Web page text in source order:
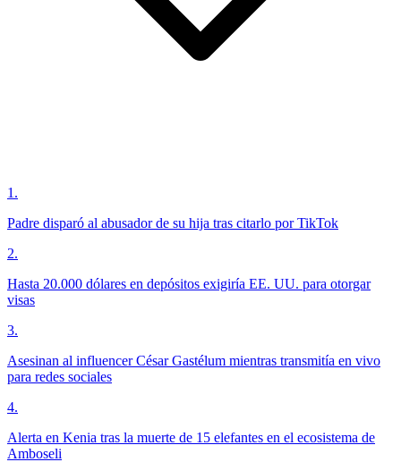
1 .
Padre disparó al abusador de su hija tras citarlo por TikTok
2.
Hasta 20.000 dólares en depósitos exigiría EE. UU. para otorgar
visas
3.
Asesinan al influencer César Gastélum mientras transmitía en vivo
para redes sociales
4.
Alerta en Kenia tras la muerte de 15 elefantes en el ecosistema de
Amboseli